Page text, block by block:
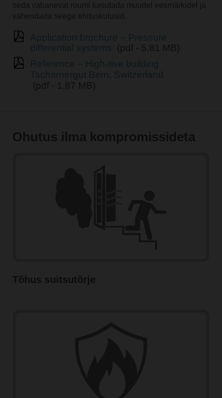
seda vabanevat ruumi kasutada muudel eesmärkidel ja
vähendada seega ehituskulusid.
(pdf - 5,81 MB)
(pdf - 1,87 MB)
Ohutus ilma kompromissideta
Tõhus suitsutõrje